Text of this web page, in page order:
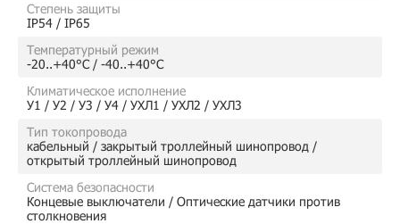
Степень защиты
IP54 / IP65
Температурный режим
-20..+40°C / -40..+40°C
Климатическое исполнение
У1 / У2 / У3 / У4 / УХЛ1 / УХЛ2 / УХЛ3
Тип токопровода
кабельный / закрытый троллейный шинопровод /
открытый троллейный шинопровод
Система безопасности
Концевые выключатели / Оптические датчики против
столкновения